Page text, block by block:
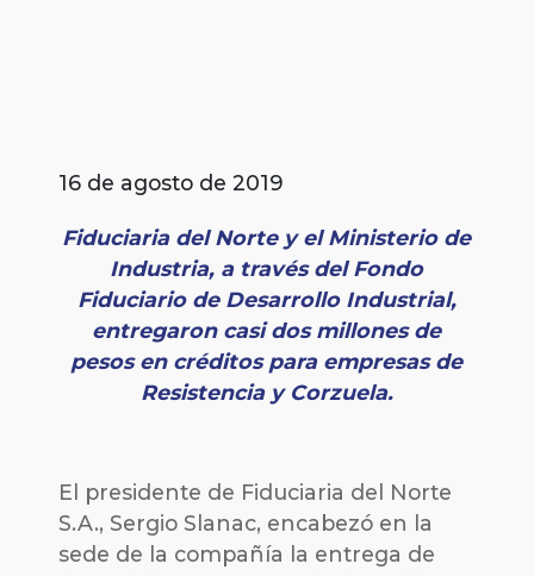
16 de agosto de 2019
Fiduciaria del Norte y el Ministerio de
Industria, a través del Fondo
Fiduciario de Desarrollo Industrial,
entregaron casi dos millones de
pesos en créditos para empresas de
Resistencia y Corzuela.
El presidente de Fiduciaria del Norte
S.A., Sergio Slanac, encabezó en la
sede de la compañía la entrega de